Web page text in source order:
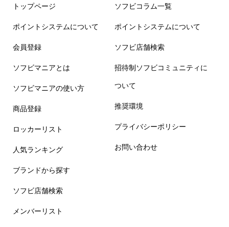
トップページ
ポイントシステムについて
会員登録
ソフビマニアとは
ソフビマニアの使い方
商品登録
ロッカーリスト
人気ランキング
ブランドから探す
ソフビ店舗検索
メンバーリスト
ソフビコラム一覧
ポイントシステムについて
ソフビ店舗検索
招待制ソフビコミュニティに
ついて
推奨環境
プライバシーポリシー
お問い合わせ